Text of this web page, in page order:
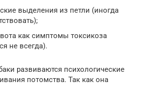
выделения из петли (иногда
как симптомы токсикоза
не всегда).
развиваются психологические
потомства. Так как она